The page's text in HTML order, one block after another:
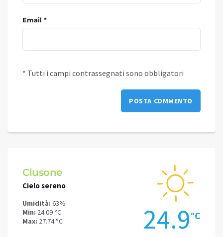
Email *
* Tutti i campi contrassegnati sono obbligatori
°C
Schilpario
Cielo sereno
Umidità:
Min:
Max:
21.8